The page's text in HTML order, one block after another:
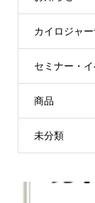
カイロジャ
セミナー・
商品
未分類